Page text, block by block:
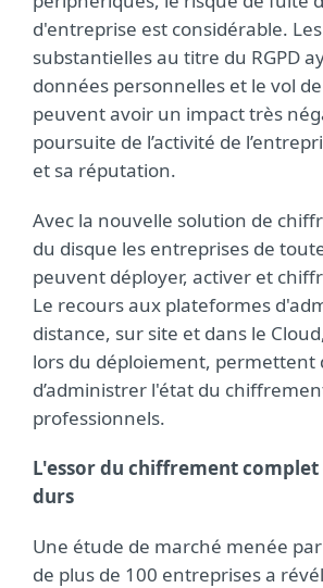
d'entreprise est considérable.
substantielles au titre du RGPD
données personnelles et le vol
peuvent avoir un impact très
poursuite de l’activité de
et sa réputation.
Avec la nouvelle solution de
du disque les entreprises de
peuvent déployer, activer et
Le recours aux plateformes
distance, sur site et dans le
lors du déploiement, permettent
d’administrer l'état du
professionnels.
L'essor du chiffrement complet
durs
Une étude de marché menée par
de plus de 100 entreprises a